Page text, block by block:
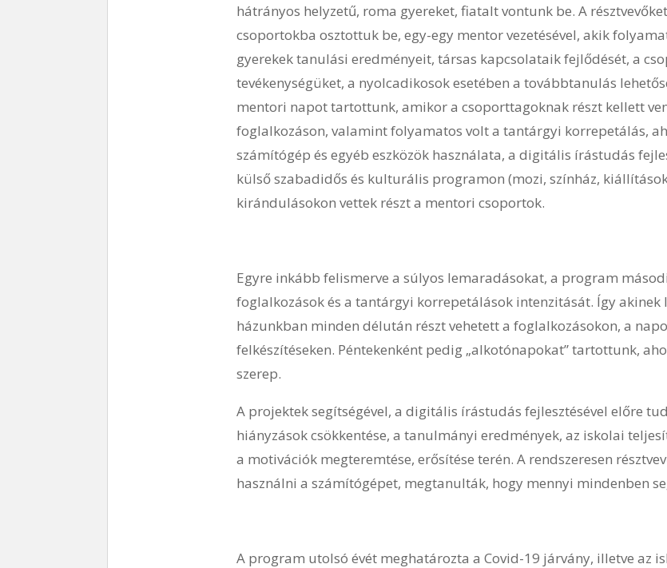
hátrányos helyzetű, roma gyereket, fiatalt vontunk be. A
csoportokba osztottuk be, egy-egy mentor vezetésével, akik
gyerekek tanulási eredményeit, társas kapcsolataik fejlődését, a
tevékenységüket, a nyolcadikosok esetében a továbbtanulás
mentori napot tartottunk, amikor a csoporttagoknak részt kellett
foglalkozáson, valamint folyamatos volt a tantárgyi korrepetálás,
számítógép és egyéb eszközök használata, a digitális írástudás
külső szabadidős és kulturális programon (mozi, színház,
kirándulásokon vettek részt a mentori csoportok.
Egyre inkább felismerve a súlyos lemaradásokat, a program
foglalkozások és a tantárgyi korrepetálások intenzitását. Így akinek
házunkban minden délután részt vehetett a foglalkozásokon, a
felkészítéseken. Péntekenként pedig „alkotónapokat” tartottunk,
szerep.
A projektek segítségével, a digitális írástudás fejlesztésével előre
hiányzások csökkentése, a tanulmányi eredmények, az iskolai
a motivációk megteremtése, erősítése terén. A rendszeresen
használni a számítógépet, megtanulták, hogy mennyi mindenben
A program utolsó évét meghatározta a Covid-19 járvány, illetve az